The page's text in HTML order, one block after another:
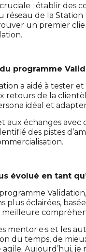
: établir des
réseau de la
un premier
programme
a aidé à tester
retours de la
idéal et
aux échanges avec
des pistes
évolué en tant
plus éclairées,
meilleure
mentor·e·s et les
du temps, de
Aujourd’hui,